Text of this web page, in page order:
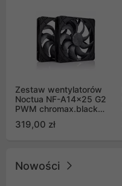
Zestaw wentylatorów
Noctua NF-A14x25 G2
PWM chromax.black
Push Pull (2szt)
319,00 zł
Nowości